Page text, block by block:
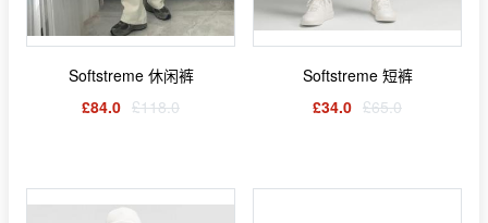
Softstreme 休闲裤
£84.0 £118.0
Softstreme 短裤
£34.0 £65.0